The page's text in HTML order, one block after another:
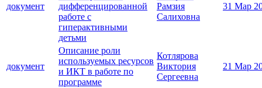
документ
дифференцированной
работе с
гиперактивными
детьми
Рамзия
Салиховна
31 Мар
документ
Описание роли
используемых ресурсов
и ИКТ в работе по
программе
Котлярова
Виктория
Сергеевна
21 Мар